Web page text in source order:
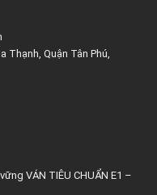
Thạnh, Quận Tân Phú,
VÁN TIÊU CHUẨN E1 –